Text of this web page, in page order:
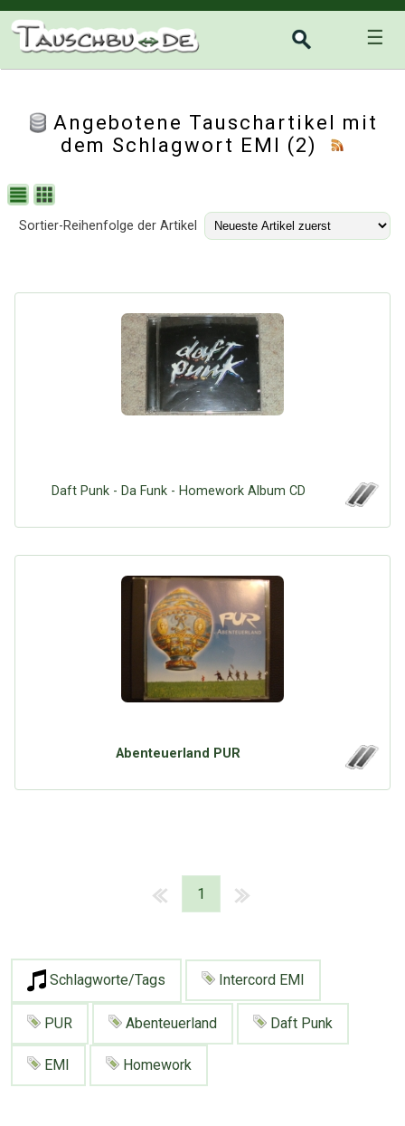
☰
Angebotene Tauschartikel mit
dem Schlagwort EMI (2)
Sortier-Reihenfolge der Artikel
Daft Punk - Da Funk - Homework Album CD
Abenteuerland PUR
1
Schlagworte/Tags Intercord EMI
PUR Abenteuerland Daft Punk
EMI Homework